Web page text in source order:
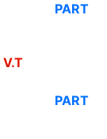
PART
V.T
PART